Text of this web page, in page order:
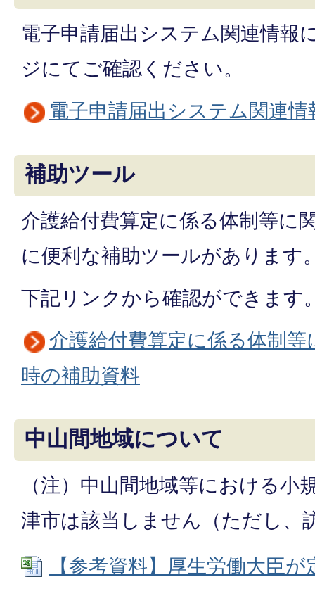
電子申請届出システム関連情報
ジにてご確認ください。
電子申請届出システム関連情
補助ツール
介護給付費算定に係る体制等に
に便利な補助ツールがあります
下記リンクから確認ができます
介護給付費算定に係る体制
時の補助資料
中山間地域について
（注）中山間地域等における小
津市は該当しません（ただし、
【参考資料】厚生労働大臣